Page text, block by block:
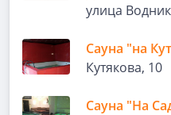
улица
Сауна "на
Кутякова, 10
Сауна "На